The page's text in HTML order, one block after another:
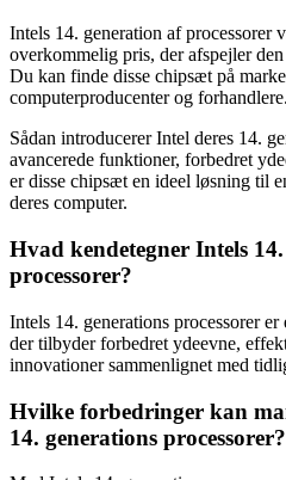
Intels 14. generation af
overkommelig pris, der afspejler
Du kan finde disse chipsæt på
computerproducenter og forhandlere.
Sådan introducerer Intel deres 14.
avancerede funktioner, forbedret
er disse chipsæt en ideel løsning til
deres computer.
Hvad kendetegner Intels
processorer?
Intels 14. generations processorer
der tilbyder forbedret ydeevne,
innovationer sammenlignet med
Hvilke forbedringer kan
14. generations processorer?